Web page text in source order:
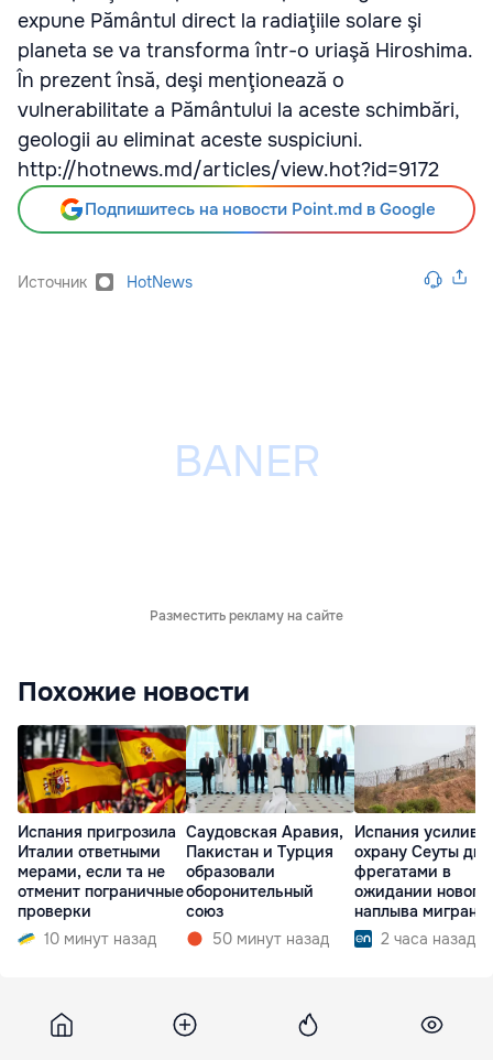
expune Pământul direct la radiaţiile solare şi
planeta se va transforma într-o uriaşă Hiroshima.
În prezent însă, deşi menţionează o
vulnerabilitate a Pământului la aceste schimbări,
geologii au eliminat aceste suspiciuni.
http://hotnews.md/articles/view.hot?id=9172
Подпишитесь на новости Point.md в Google
Источник HotNews
Разместить рекламу на сайте
Похожие новости
Испания пригрозила
Италии ответными
мерами, если та не
отменит пограничные
проверки
10 минут назад
Саудовская Аравия,
Пакистан и Турция
образовали
оборонительный
союз
50 минут назад
Испания
охрану Сеуты
фрегатами в
ожидании нового
наплыва
2 часа назад
HotNews 25 февраля 2011, 12:50 491